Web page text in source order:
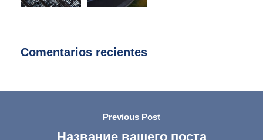
Comentarios recientes
Previous Post
Название вашего поста